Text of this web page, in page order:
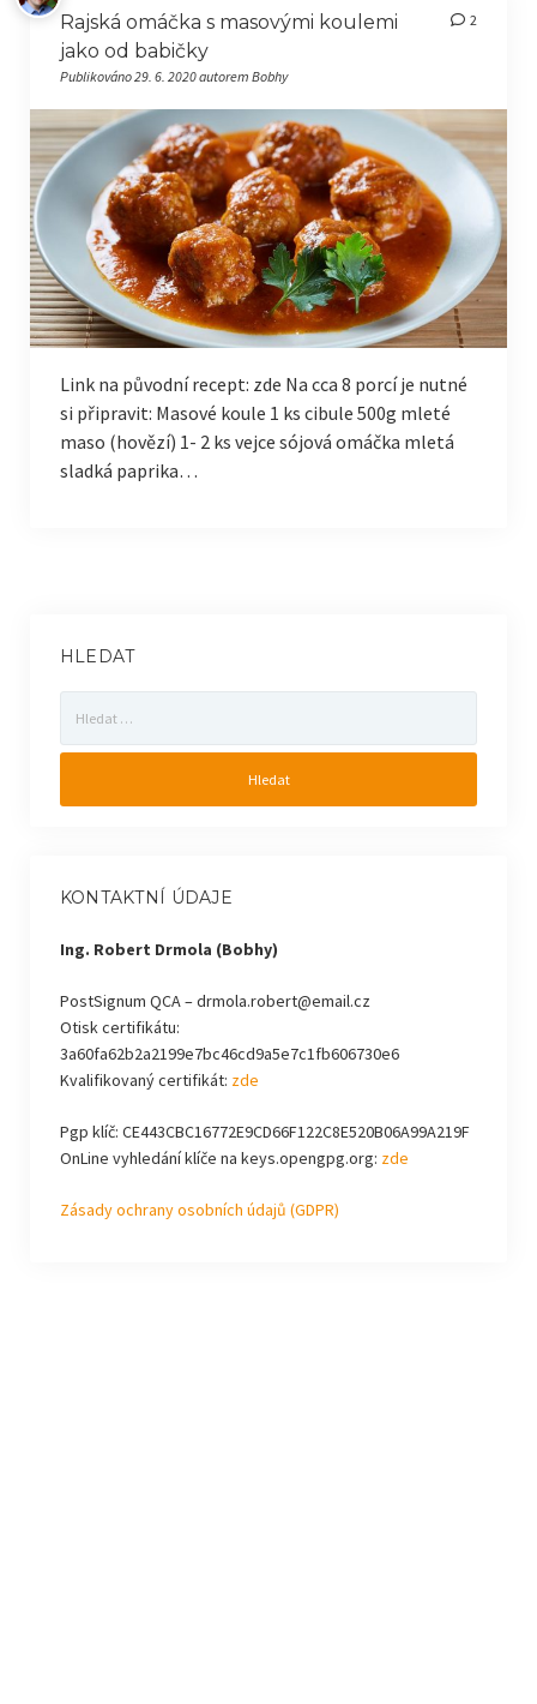
Rajská omáčka s masovými koulemi
jako od babičky
Publikováno 29. 6. 2020 autorem Bobhy
2
Link na původní recept: zde Na cca 8 porcí je nutné
si připravit: Masové koule 1 ks cibule 500g mleté
maso (hovězí) 1- 2 ks vejce sójová omáčka mletá
sladká paprika…
HLEDAT
KONTAKTNÍ ÚDAJE
Ing. Robert Drmola (Bobhy)
PostSignum QCA – drmola.robert@email.cz
Otisk certifikátu:
3a60fa62b2a2199e7bc46cd9a5e7c1fb606730e6
Kvalifikovaný certifikát: zde
Pgp klíč: CE443CBC16772E9CD66F122C8E520B06A99A219F
OnLine vyhledání klíče na keys.opengpg.org: zde
Zásady ochrany osobních údajů (GDPR)